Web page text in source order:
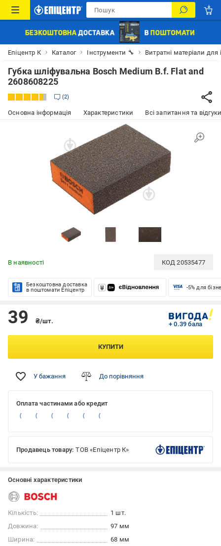
Епіцентр К Каталог Інструменти 🔧 Витратні матеріали для
Губка шліфувальна Bosch Medium B.f. Flat and
2608608225
2
Основна інформація Характеристики Всі запитання та
В наявності КОД20535477
Безкоштовна доставка
в поштомати Епіцентр
-5% для
39 ₴/шт. + 0.39 бала
КУПИТИ
У бажання До порівняння
Оплата частинами або кредит
Продавець товару: ТОВ «Епіцентр К»
Основні характеристики
Кількість:
1 шт.
Довжина:
97 мм
Ширина:
68 мм